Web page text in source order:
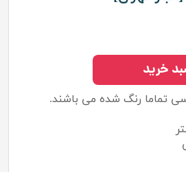
تماما رنگ شده می باشند.
خرید